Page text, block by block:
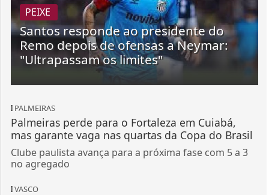
PEIXE
Santos responde ao presidente do
Remo depois de ofensas a Neymar:
"Ultrapassam os limites"
PALMEIRAS
Palmeiras perde para o Fortaleza em Cuiabá,
mas garante vaga nas quartas da Copa do Brasil
Clube paulista avança para a próxima fase com 5 a 3
no agregado
VASCO